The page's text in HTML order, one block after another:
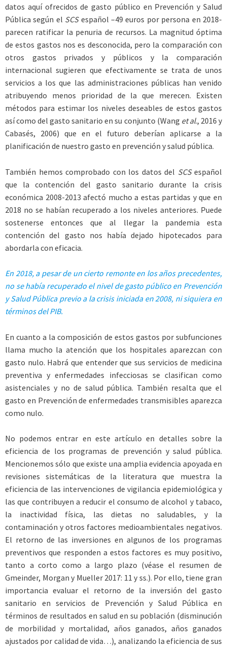
datos aquí ofrecidos de gasto público en Prevención y Salud
Pública según el SCS español –49 euros por persona en 2018-
parecen ratificar la penuria de recursos. La magnitud óptima
de estos gastos nos es desconocida, pero la comparación con
otros gastos privados y públicos y la comparación
internacional sugieren que efectivamente se trata de unos
servicios a los que las administraciones públicas han venido
atribuyendo menos prioridad de la que merecen. Existen
métodos para estimar los niveles deseables de estos gastos
así como del gasto sanitario en su conjunto (Wang et al., 2016 y
Cabasés, 2006) que en el futuro deberían aplicarse a la
planificación de nuestro gasto en prevención y salud pública.
También hemos comprobado con los datos del SCS español
que la contención del gasto sanitario durante la crisis
económica 2008-2013 afectó mucho a estas partidas y que en
2018 no se habían recuperado a los niveles anteriores. Puede
sostenerse entonces que al llegar la pandemia esta
contención del gasto nos había dejado hipotecados para
abordarla con eficacia.
En 2018, a pesar de un cierto remonte en los años precedentes,
no se había recuperado el nivel de gasto público en Prevención
y Salud Pública previo a la crisis iniciada en 2008, ni siquiera en
términos del PIB.
En cuanto a la composición de estos gastos por subfunciones
llama mucho la atención que los hospitales aparezcan con
gasto nulo. Habrá que entender que sus servicios de medicina
preventiva y enfermedades infecciosas se clasifican como
asistenciales y no de salud pública. También resalta que el
gasto en Prevención de enfermedades transmisibles aparezca
como nulo.
No podemos entrar en este artículo en detalles sobre la
eficiencia de los programas de prevención y salud pública.
Mencionemos sólo que existe una amplia evidencia apoyada en
revisiones sistemáticas de la literatura que muestra la
eficiencia de las intervenciones de vigilancia epidemiológica y
las que contribuyen a reducir el consumo de alcohol y tabaco,
la inactividad física, las dietas no saludables, y la
contaminación y otros factores medioambientales negativos.
El retorno de las inversiones en algunos de los programas
preventivos que responden a estos factores es muy positivo,
tanto a corto como a largo plazo (véase el resumen de
Gmeinder, Morgan y Mueller 2017: 11 y ss.). Por ello, tiene gran
importancia evaluar el retorno de la inversión del gasto
sanitario en servicios de Prevención y Salud Pública en
términos de resultados en salud en su población (disminución
de morbilidad y mortalidad, años ganados, años ganados
ajustados por calidad de vida…), analizando la eficiencia de sus